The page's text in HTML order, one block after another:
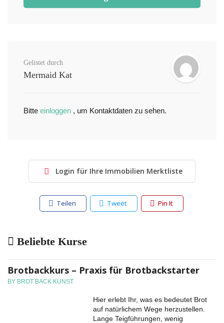
Gelistet durch
Mermaid Kat
Bitte einloggen , um Kontaktdaten zu sehen.
Login für Ihre Immobilien Merktliste
Teilen Tweet Pin It
Beliebte Kurse
Brotbackkurs – Praxis für Brotbackstarter
BY BROT BACK KUNST
Hier erlebt Ihr, was es bedeutet Brot
auf natürlichem Wege herzustellen.
Lange Teigführungen, wenig